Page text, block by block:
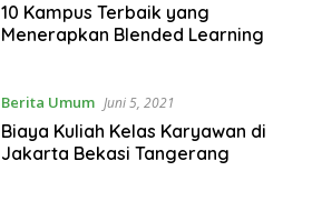
10 Kampus Terbaik yang
Menerapkan Blended Learning
Berita Umum Juni 5, 2021
Biaya Kuliah Kelas Karyawan di
Jakarta Bekasi Tangerang